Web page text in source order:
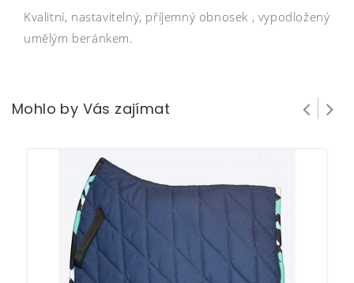
Kvalitní, nastavitelný, příjemný obnosek , vypodložený
umělým beránkem.
Mohlo by Vás zajímat